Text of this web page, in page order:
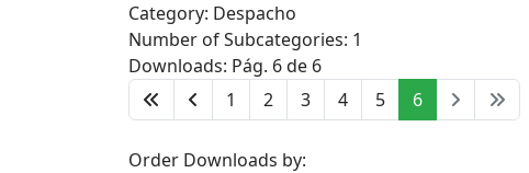
Category: Despacho
Number of Subcategories: 1
Downloads: Pág. 6 de 6
1
2 3 4 5 6
Order Downloads by: